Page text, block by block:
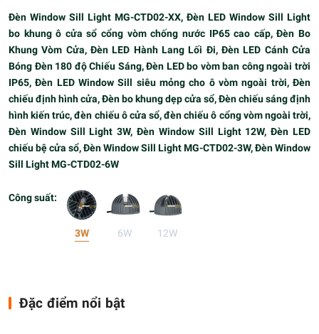
Đèn Window Sill Light MG-CTD02-XX, Đèn LED Window Sill Light
bo khung ô cửa sổ cổng vòm chống nước IP65 cao cấp, Đèn Bo
Khung Vòm Cửa, Đèn LED Hành Lang Lối Đi, Đèn LED Cánh Cửa
Bóng Đèn 180 độ Chiếu Sáng, Đèn LED bo vòm ban công ngoài trời
IP65, Đèn LED Window Sill siêu mỏng cho ô vòm ngoài trời, Đèn
chiếu định hình cửa, Đèn bo khung dẹp cửa sổ, Đèn chiếu sáng định
hình kiến trúc, đèn chiếu ô cửa sổ, đèn chiếu ô cổng vòm ngoài trời,
Đèn Window Sill Light 3W, Đèn Window Sill Light 12W, Đèn LED
chiếu bệ cửa sổ,Đèn Window Sill Light MG-CTD02-3W, Đèn Window
Sill Light MG-CTD02-6W
Công suất:
3W 6W 12W
Đặc điểm nổi bật